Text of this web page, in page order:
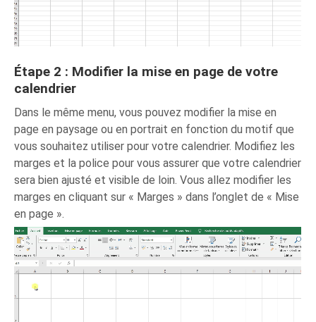
Étape 2 : Modifier la mise en page de votre
calendrier
Dans le même menu, vous pouvez modifier la mise en
page en paysage ou en portrait en fonction du motif que
vous souhaitez utiliser pour votre calendrier. Modifiez les
marges et la police pour vous assurer que votre calendrier
sera bien ajusté et visible de loin. Vous allez modifier les
marges en cliquant sur « Marges » dans l’onglet de « Mise
en page ».